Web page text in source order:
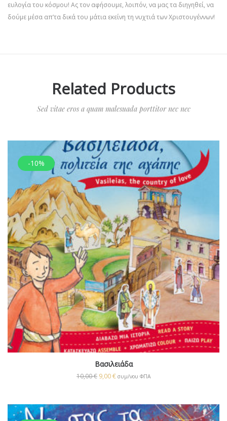
ευλογία του κόσμου! Ας τον αφήσουμε, λοιπόν, να μας τα διηγηθεί, να
δούμε μέσα απ’τα δικά του μάτια εκείνη τη νυχτιά των Χριστουγέννων!
Related Products
Sed vitae eros a quam malesuada porttitor nec nec
-10%
Βασιλειάδα
10,00€ 9,00€ συμ/νου ΦΠΑ